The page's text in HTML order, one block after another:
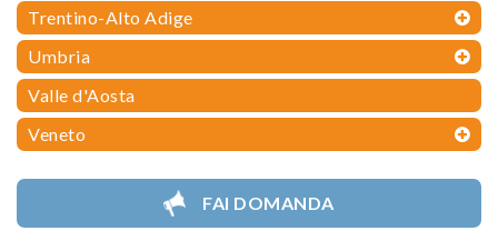
Trentino-Alto Adige
Umbria
Valle d'Aosta
Veneto
FAI DOMANDA